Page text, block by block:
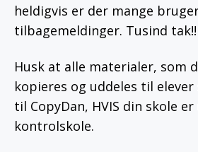
heldigvis er der mange
tilbagemeldinger. Tusind tak!!
Husk at alle materialer, som
kopieres og uddeles til
til CopyDan, HVIS din skole
kontrolskole.